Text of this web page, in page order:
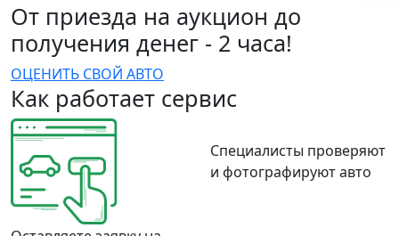
От приезда на аукцион до
получения денег - 2 часа!
ОЦЕНИТЬ СВОЙ АВТО
Как работает сервис
Специалисты проверяют
и фотографируют авто